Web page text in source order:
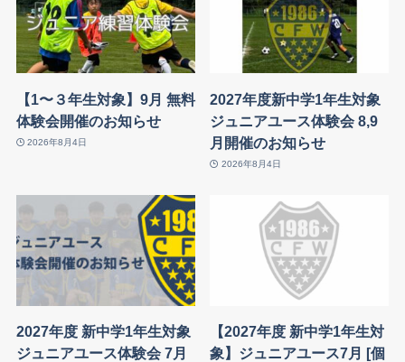
【1〜３年生対象】9月 無料
体験会開催のお知らせ
2026年8月4日
2027年度新中学1年生対象
ジュニアユース体験会 8,9
月開催のお知らせ
2026年8月4日
2027年度 新中学1年生対象
ジュニアユース体験会 7月
【2027年度 新中学1年生対
象】ジュニアユース7月 [個